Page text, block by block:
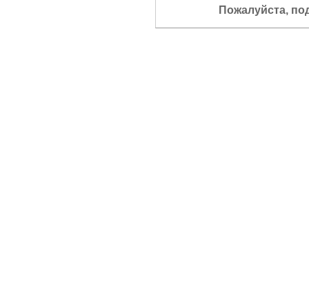
Пожалуйста,